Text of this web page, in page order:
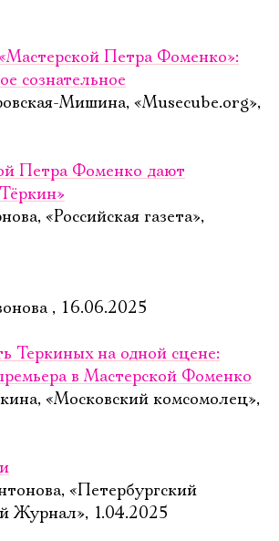
Петра Фоменко»:
сознательное
Мишина, «Musecube.org»,
Петра Фоменко дают
«Российская газета»,
, 16.06.2025
Теркиных на одной сцене:
в Мастерской Фоменко
«Московский комсомолец»,
«Петербургский
Журнал», 1.04.2025